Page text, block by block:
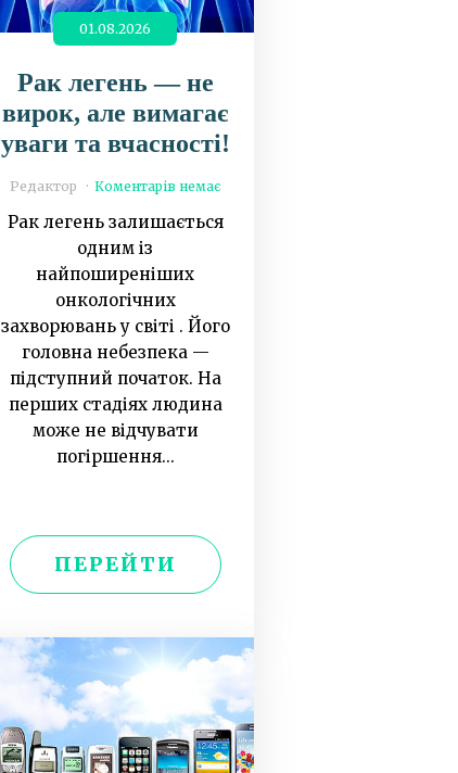
01.08.2026
Рак легень — не
вирок, але вимагає
уваги та вчасності!
Редактор Коментарів немає
Рак легень залишається
одним із
найпоширеніших
онкологічних
захворювань у світі . Його
головна небезпека —
підступний початок. На
перших стадіях людина
може не відчувати
погіршення...
ПЕРЕЙТИ